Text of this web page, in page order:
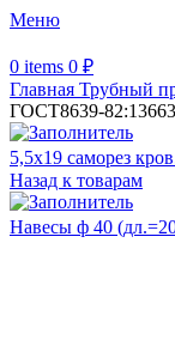
Меню
0 items 0 ₽
Главная Трубный
ГОСТ8639-
5,5х19 саморез
Назад к товарам
Навесы ф 40